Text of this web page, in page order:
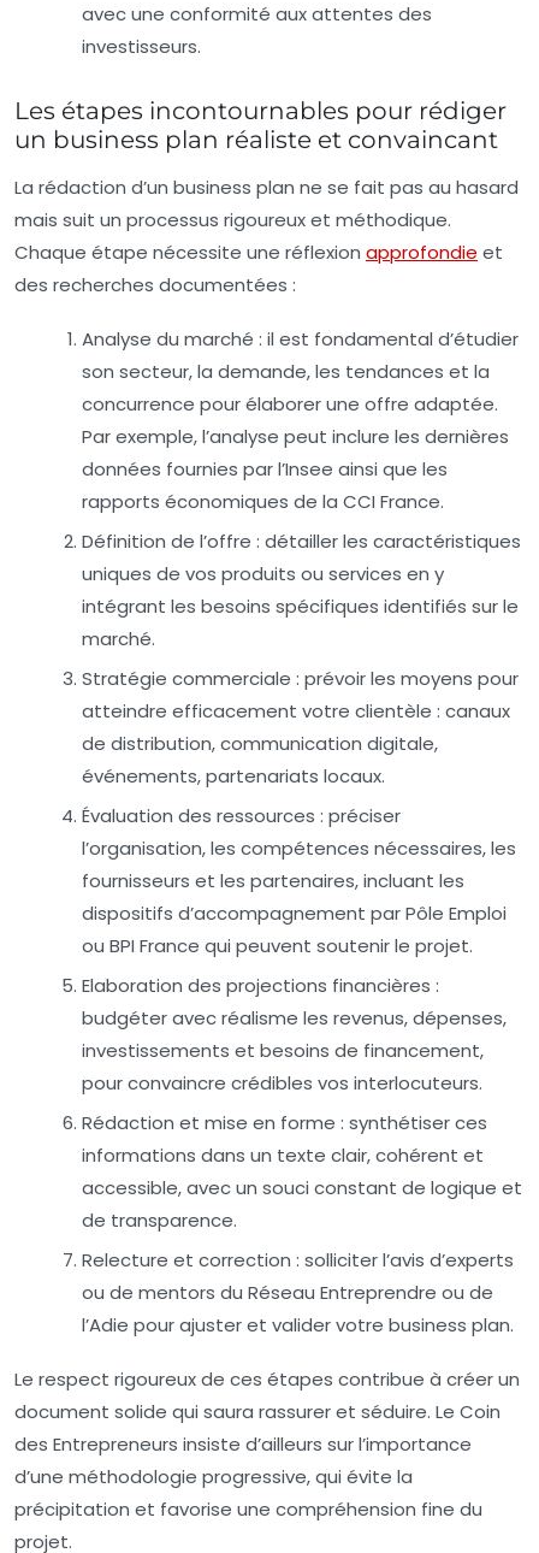
avec une conformité aux attentes des
investisseurs.
Les étapes incontournables pour rédiger
un business plan réaliste et convaincant
La rédaction d’un business plan ne se fait pas au hasard
mais suit un processus rigoureux et méthodique.
Chaque étape nécessite une réflexion approfondie et
des recherches documentées :
Analyse du marché : il est fondamental d’étudier
son secteur, la demande, les tendances et la
concurrence pour élaborer une offre adaptée.
Par exemple, l’analyse peut inclure les dernières
données fournies par l’Insee ainsi que les
rapports économiques de la CCI France.
Définition de l’offre : détailler les caractéristiques
uniques de vos produits ou services en y
intégrant les besoins spécifiques identifiés sur le
marché.
Stratégie commerciale : prévoir les moyens pour
atteindre efficacement votre clientèle : canaux
de distribution, communication digitale,
événements, partenariats locaux.
Évaluation des ressources : préciser
l’organisation, les compétences nécessaires, les
fournisseurs et les partenaires, incluant les
dispositifs d’accompagnement par Pôle Emploi
ou BPI France qui peuvent soutenir le projet.
Elaboration des projections financières :
budgéter avec réalisme les revenus, dépenses,
investissements et besoins de financement,
pour convaincre crédibles vos interlocuteurs.
Rédaction et mise en forme : synthétiser ces
informations dans un texte clair, cohérent et
accessible, avec un souci constant de logique et
de transparence.
Relecture et correction : solliciter l’avis d’experts
ou de mentors du Réseau Entreprendre ou de
l’Adie pour ajuster et valider votre business plan.
Le respect rigoureux de ces étapes contribue à créer un
document solide qui saura rassurer et séduire. Le Coin
des Entrepreneurs insiste d’ailleurs sur l’importance
d’une méthodologie progressive, qui évite la
précipitation et favorise une compréhension fine du
projet.